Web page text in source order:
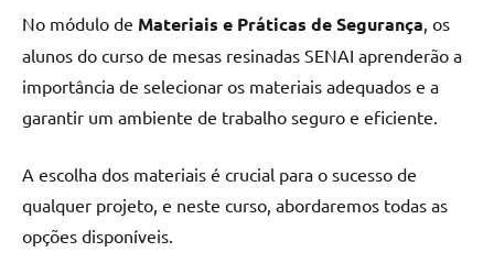
No módulo de Materiais e Práticas de Segurança, os
alunos do curso de mesas resinadas SENAI aprenderão a
importância de selecionar os materiais adequados e a
garantir um ambiente de trabalho seguro e eficiente.
A escolha dos materiais é crucial para o sucesso de
qualquer projeto, e neste curso, abordaremos todas as
opções disponíveis.